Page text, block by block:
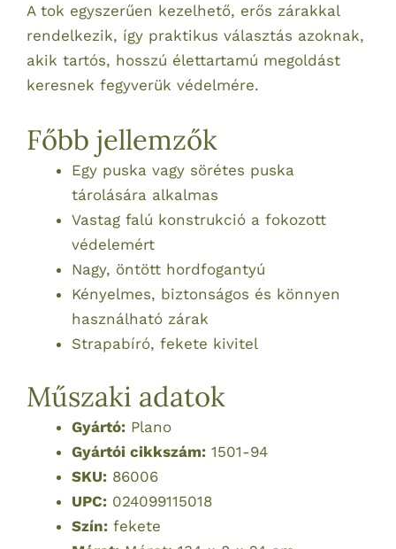
A tok egyszerűen kezelhető, erős zárakkal
rendelkezik, így praktikus választás azoknak,
akik tartós, hosszú élettartamú megoldást
keresnek fegyverük védelmére.
Főbb jellemzők
Egy puska vagy sörétes puska
tárolására alkalmas
Vastag falú konstrukció a fokozott
védelemért
Nagy, öntött hordfogantyú
Kényelmes, biztonságos és könnyen
használható zárak
Strapabíró, fekete kivitel
Műszaki adatok
Gyártó: Plano
Gyártói cikkszám: 1501-94
SKU: 86006
UPC: 024099115018
Szín: fekete